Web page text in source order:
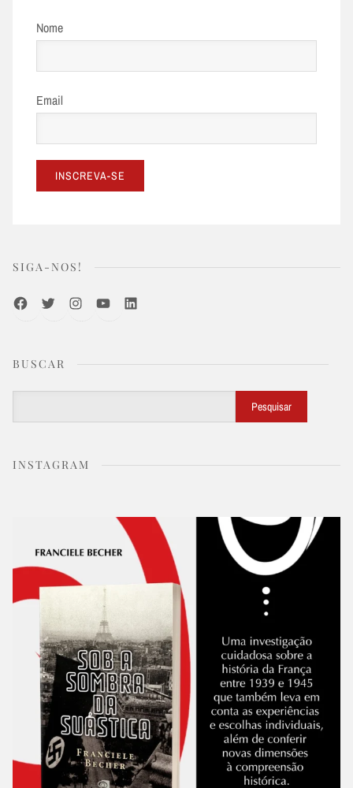
Nome
Email
SIGA-NOS!
FacebookTwitterInstagramYoutubeLinkedIn
BUSCAR
Pesquisar
INSTAGRAM